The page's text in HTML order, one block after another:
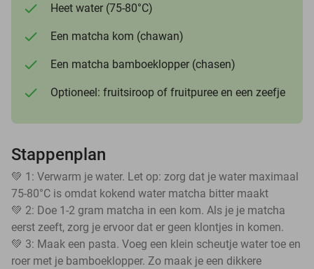
Heet water (75-80°C)
Een matcha kom (chawan)
Een matcha bamboeklopper (chasen)
Optioneel: fruitsiroop of fruitpuree en een zeefje
Stappenplan
💚 1: Verwarm je water. Let op: zorg dat je water maximaal
75-80°C is omdat kokend water matcha bitter maakt
💚 2: Doe 1-2 gram matcha in een kom. Als je je matcha
eerst zeeft, zorg je ervoor dat er geen klontjes in komen.
💚 3: Maak een pasta. Voeg een klein scheutje water toe en
roer met je bamboeklopper. Zo maak je een dikkere